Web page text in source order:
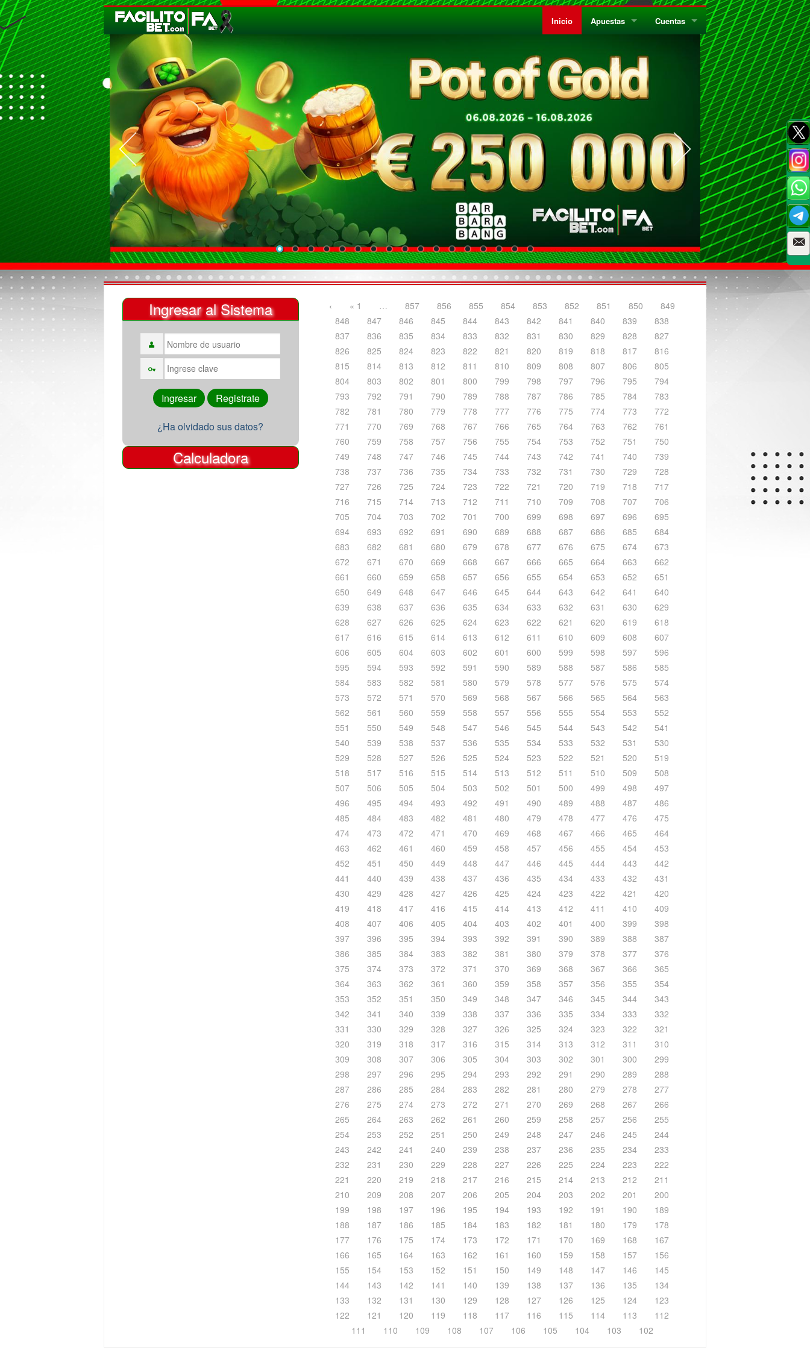
Inicio Apuestas
¿Qué es el Sistema Parley?
Privacidad
Como Jugar Bingo
Cuentas
Preguntas Frecuentes
Reglas Generales
Ingresar al Sistema
¿Ha olvidado sus datos?
Calculadora
‹ « 1 … 857 856 855 854 853 852 851 850
849
848
847 846 845 844 843 842 841 840 839
838
837
836 835 834 833 832 831 830 829 828
827
826
825 824 823 822 821 820 819 818 817
816
815
814 813 812 811 810 809 808 807 806
805
804
803 802 801 800 799 798 797 796 795
794
793
792 791 790 789 788 787 786 785 784
783
782
781 780 779 778 777 776 775 774 773
772
771
770 769 768 767 766 765 764 763 762
761
760
759 758 757 756 755 754 753 752 751
750
749
748 747 746 745 744 743 742 741 740
739
738
737 736 735 734 733 732 731 730 729
728
727
726 725 724 723 722 721 720 719 718
717
716
715 714 713 712 711 710 709 708 707
706
705
704 703 702 701 700 699 698 697 696
695
694
693 692 691 690 689 688 687 686 685
684
683
682 681 680 679 678 677 676 675 674
673
672
671 670 669 668 667 666 665 664 663
662
661
660 659 658 657 656 655 654 653 652
651
650
649 648 647 646 645 644 643 642 641
640
639
638 637 636 635 634 633 632 631 630
629
628
627 626 625 624 623 622 621 620 619
618
617
616 615 614 613 612 611 610 609 608
607
606
605 604 603 602 601 600 599 598 597
596
595
594 593 592 591 590 589 588 587 586
585
584
583 582 581 580 579 578 577 576 575
574
573
572 571 570 569 568 567 566 565 564
563
562
561 560 559 558 557 556 555 554 553
552
551
550 549 548 547 546 545 544 543 542
541
540
539 538 537 536 535 534 533 532 531
530
529
528 527 526 525 524 523 522 521 520
519
518
517 516 515 514 513 512 511 510 509
508
507
506 505 504 503 502 501 500 499 498
497
496
495 494 493 492 491 490 489 488 487
486
485
484 483 482 481 480 479 478 477 476
475
474
473 472 471 470 469 468 467 466 465
464
463
462 461 460 459 458 457 456 455 454
453
452
451 450 449 448 447 446 445 444 443
442
441
440 439 438 437 436 435 434 433 432
431
430
429 428 427 426 425 424 423 422 421
420
419
418 417 416 415 414 413 412 411 410
409
408
407 406 405 404 403 402 401 400 399
398
397
396 395 394 393 392 391 390 389 388
387
386
385 384 383 382 381 380 379 378 377
376
375
374 373 372 371 370 369 368 367 366
365
364
363 362 361 360 359 358 357 356 355
354
353
352 351 350 349 348 347 346 345 344
343
342
341 340 339 338 337 336 335 334 333
332
331
330 329 328 327 326 325 324 323 322
321
320
319 318 317 316 315 314 313 312 311
310
309
308 307 306 305 304 303 302 301 300
299
298
297 296 295 294 293 292 291 290 289
288
287
286 285 284 283 282 281 280 279 278
277
276
275 274 273 272 271 270 269 268 267
266
265
264 263 262 261 260 259 258 257 256
255
254
253 252 251 250 249 248 247 246 245
244
243
242 241 240 239 238 237 236 235 234
233
232
231 230 229 228 227 226 225 224 223
222
221
220 219 218 217 216 215 214 213 212
211
210
209 208 207 206 205 204 203 202 201
200
199
198 197 196 195 194 193 192 191 190
189
188
187 186 185 184 183 182 181 180 179
178
177
176 175 174 173 172 171 170 169 168
167
166
165 164 163 162 161 160 159 158 157
156
155
154 153 152 151 150 149 148 147 146
145
144
143 142 141 140 139 138 137 136 135
134
133
132 131 130 129 128 127 126 125 124
123
122
121 120 119 118 117 116 115 114 113
112
111
110 109 108 107 106 105 104 103 102